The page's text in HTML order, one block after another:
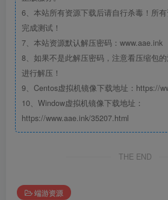
6、本站所有资源下载后请自行杀毒！所
完成测试！
7、本站资源默认解压密码：www.aae.ink
8、如果不是此解压密码，注意看压缩包
进行解压！
9、Centos虚拟机镜像下载地址：https://
10、Window虚拟机镜像下载地址：
https://www.aae.ink/35207.html
THE END
端游资源